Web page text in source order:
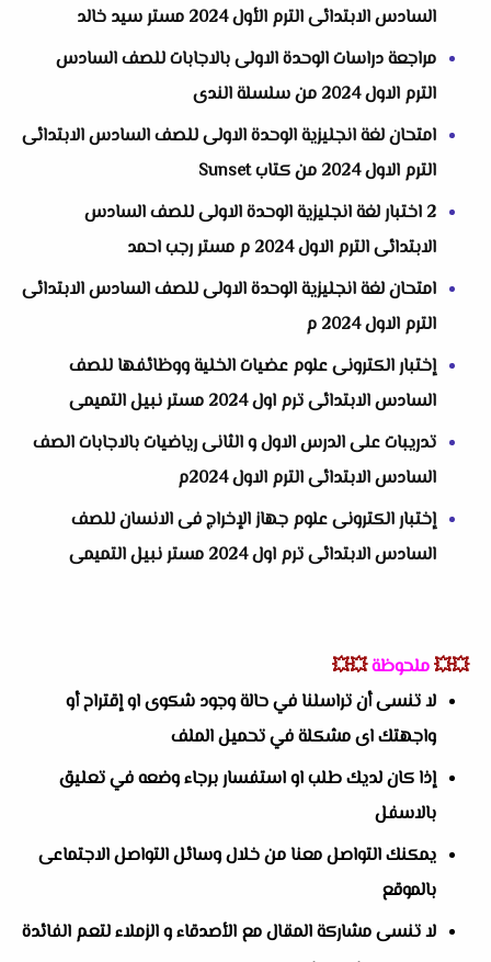
السادس الابتدائى الترم الأول 2024 مستر سيد خالد
مراجعة دراسات الوحدة الاولى بالاجابات للصف السادس
الترم الاول 2024 من سلسلة الندى
امتحان لغة انجليزية الوحدة الاولى للصف السادس الابتدائى
الترم الاول 2024 من كتاب Sunset
2 اختبار لغة انجليزية الوحدة الاولى للصف السادس
الابتدائى الترم الاول 2024 م مستر رجب احمد
امتحان لغة انجليزية الوحدة الاولى للصف السادس الابتدائى
الترم الاول 2024 م
إختبار الكترونى علوم عضيات الخلية ووظائفها للصف
السادس الابتدائى ترم اول 2024 مستر نبيل التميمى
تدريبات على الدرس الاول و الثانى رياضيات بالاجابات الصف
السادس الابتدائى الترم الاول 2024م
إختبار الكترونى علوم جهاز الإخراج فى الانسان للصف
السادس الابتدائى ترم اول 2024 مستر نبيل التميمى
💥💥ملحوظة💥💥
لا تنسى أن تراسلنا في حالة وجود شكوى او إقتراح أو
واجهتك اى مشكلة في تحميل الملف
إذا كان لديك طلب او استفسار برجاء وضعه في تعليق
بالاسفل
يمكنك التواصل معنا من خلال وسائل التواصل الاجتماعى
بالموقع
لا تنسى مشاركة المقال مع الأصدقاء و الزملاء لتعم الفائدة